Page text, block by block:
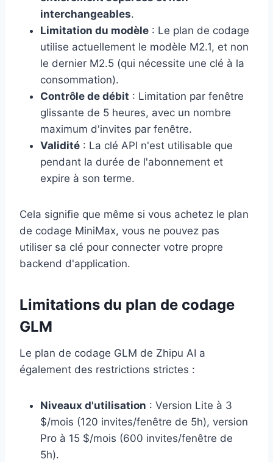
interchangeables.
Limitation du modèle : Le plan de codage
utilise actuellement le modèle M2.1, et non
le dernier M2.5 (qui nécessite une clé à la
consommation).
Contrôle de débit : Limitation par fenêtre
glissante de 5 heures, avec un nombre
maximum d'invites par fenêtre.
Validité : La clé API n'est utilisable que
pendant la durée de l'abonnement et
expire à son terme.
Cela signifie que même si vous achetez le plan
de codage MiniMax, vous ne pouvez pas
utiliser sa clé pour connecter votre propre
backend d'application.
Limitations du plan de codage
GLM
Le plan de codage GLM de Zhipu AI a
également des restrictions strictes :
Niveaux d'utilisation : Version Lite à 3
$/mois (120 invites/fenêtre de 5h), version
Pro à 15 $/mois (600 invites/fenêtre de
5h).